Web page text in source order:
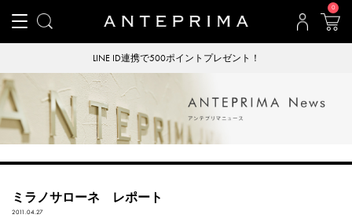
0
LINE ID連携で500ポイントプレゼント！
ミラノサローネ レポート
2011.04.27